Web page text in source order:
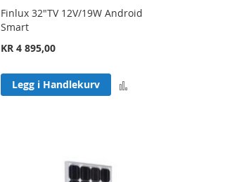
Finlux 32"TV 12V/19W Android
Smart
KR 4 895,00
Legg i Handlekurv